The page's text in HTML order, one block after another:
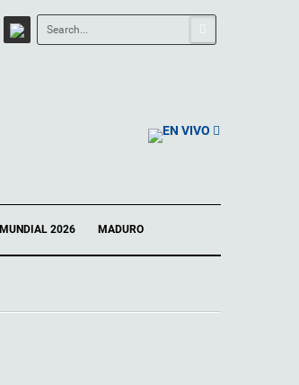
EN VIVO
MUNDIAL 2026 MADURO